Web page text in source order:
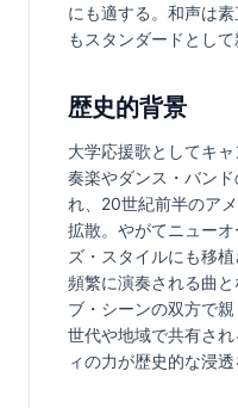
にも適する。和声は
もスタンダードとして
歴史的背景
大学応援歌としてキ
奏楽やダンス・バン
れ、20世紀前半のア
拡散。やがてニュー
ズ・スタイルにも移
頻繁に演奏される曲
ブ・シーンの双方で
世代や地域で共有さ
ィの力が歴史的な浸透